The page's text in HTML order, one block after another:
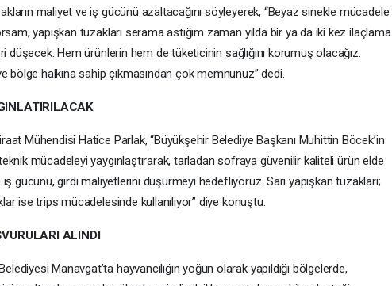
maliyet ve iş gücünü azaltacağını söyleyerek, “Beyaz sinekle mücadele
yapışkan tuzakları serama astığım zaman yılda bir ya da iki kez ilaçlama
düşecek. Hem ürünlerin hem de tüketicinin sağlığını korumuş olacağız.
bölge halkına sahip çıkmasından çok memnunuz” dedi.
Mühendisi Hatice Parlak, “Büyükşehir Belediye Başkanı Muhittin Böcek’in
mücadeleyi yaygınlaştırarak, tarladan sofraya güvenilir kaliteli ürün elde
gücünü, girdi maliyetlerini düşürmeyi hedefliyoruz. Sarı yapışkan tuzakları;
ise trips mücadelesinde kullanılıyor” diye konuştu.
ALINDI
Manavgat’ta hayvancılığın yoğun olarak yapıldığı bölgelerde,